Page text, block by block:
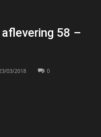
58 –
03/2018 0